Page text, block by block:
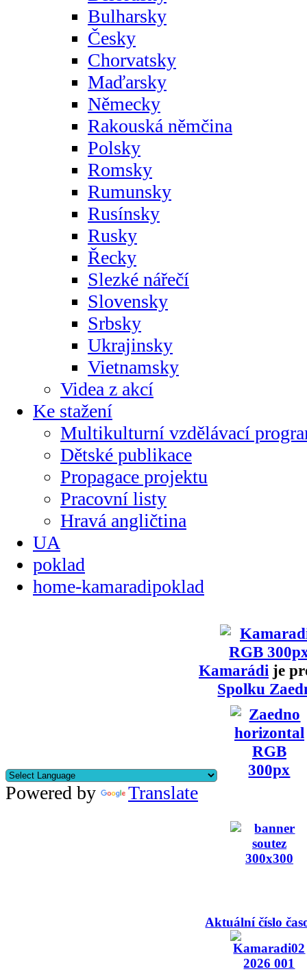
Bulharsky
Česky
Chorvatsky
Maďarsky
Německy
Rakouská němčina
Polsky
Romsky
Rumunsky
Rusínsky
Rusky
Řecky
Slezké nářečí
Slovensky
Srbsky
Ukrajinsky
Vietnamsky
Videa z akcí
Ke stažení
Multikulturní vzdělávací
Dětské publikace
Propagace projektu
Pracovní listy
Hravá angličtina
UA
poklad
home-kamaradipoklad
Kamarádi je
Spolku
Powered by Translate
Aktuální číslo